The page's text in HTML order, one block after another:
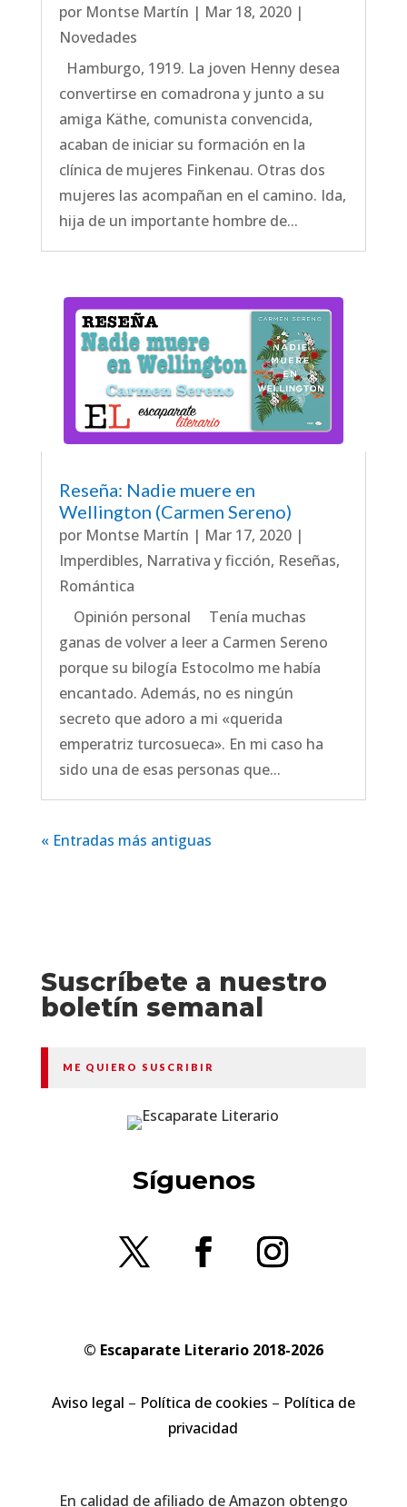
por Montse Martín | Mar 18, 2020|
Novedades
Hamburgo, 1919. La joven Henny desea
convertirse en comadrona y junto a su
amiga Käthe, comunista convencida,
acaban de iniciar su formación en la
clínica de mujeres Finkenau. Otras dos
mujeres las acompañan en el camino. Ida,
hija de un importante hombre de...
Reseña: Nadie muere en
Wellington (Carmen Sereno)
por Montse Martín | Mar 17, 2020|
Imperdibles, Narrativa y ficción, Reseñas,
Romántica
Opinión personal Tenía muchas
ganas de volver a leer a Carmen Sereno
porque su bilogía Estocolmo me había
encantado. Además, no es ningún
secreto que adoro a mi «querida
emperatriz turcosueca». En mi caso ha
sido una de esas personas que...
« Entradas más antiguas
Suscríbete a nuestro
boletín semanal
ME QUIERO SUSCRIBIR
Síguenos
© Escaparate Literario 2018-2026
Aviso legal – Política de cookies – Política de
privacidad
En calidad de afiliado de Amazon obtengo